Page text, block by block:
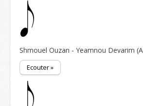
Shmouel Ouzan - Yeamnou Devarim
Ecouter »